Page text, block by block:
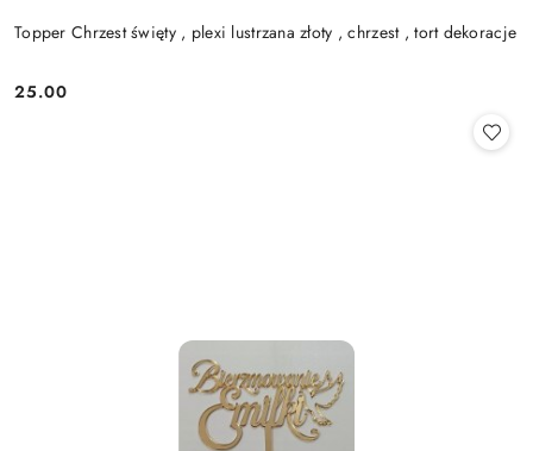
Topper Chrzest święty , plexi lustrzana złoty , chrzest , tort dekoracje
Cena:
25.00